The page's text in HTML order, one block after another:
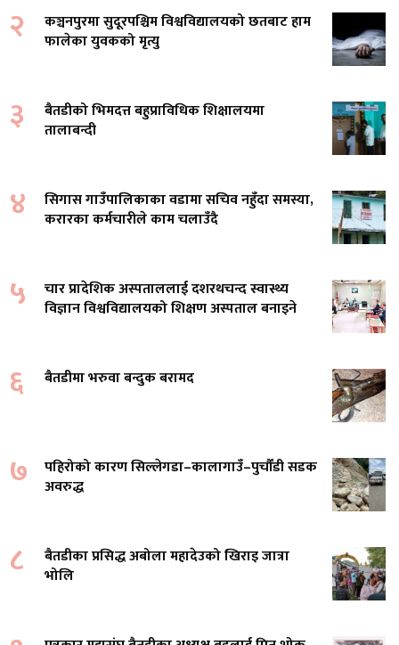
२
कञ्चनपुरमा सुदूरपश्चिम विश्वविद्यालयको छतबाट हाम
फालेका युवकको मृत्यु
३
बैतडीको भिमदत्त बहुप्राविधिक शिक्षालयमा
तालाबन्दी
४
सिगास गाउँपालिकाका वडामा सचिव नहुँदा समस्या,
करारका कर्मचारीले काम चलाउँदै
५
चार प्रादेशिक अस्पताललाई दशरथचन्द स्वास्थ्य
विज्ञान विश्वविद्यालयको शिक्षण अस्पताल बनाइने
६ बैतडीमा भरुवा बन्दुक बरामद
७
पहिरोको कारण सिल्लेगडा–कालागाउँ–पुर्चौंडी सडक
अवरुद्ध
८
बैतडीका प्रसिद्ध अबोला महादेउको खिराइ जात्रा
भोलि